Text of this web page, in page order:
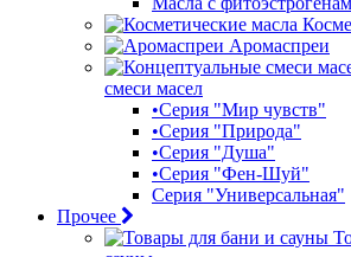
Аромаспреи
смеси масел
•Серия "Мир чувств"
•Серия "Природа"
•Серия "Душа"
•Серия "Фен-Шуй"
Серия "Универсальная"
Прочее